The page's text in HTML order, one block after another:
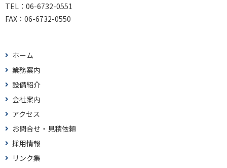
TEL： 06-6732-0551
FAX： 06-6732-0550
ホーム
業務案内
設備紹介
会社案内
アクセス
お問合せ・見積依頼
採用情報
リンク集